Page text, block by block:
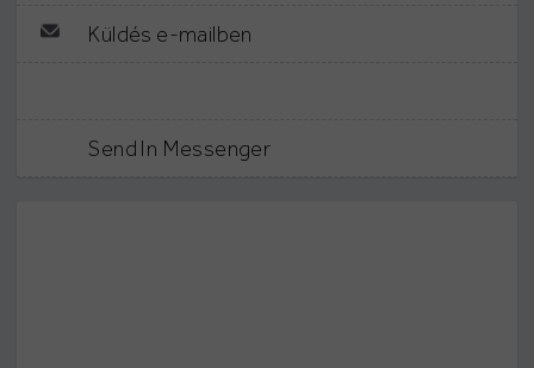
Küldés e-mailben
Send In Messenger